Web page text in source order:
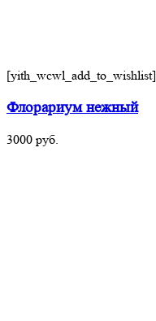
[yith_wcwl_add_to_wishlist]
Флорариум нежный
3000 руб.